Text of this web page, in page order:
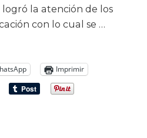
la atención de los
con lo cual se …
Imprimir